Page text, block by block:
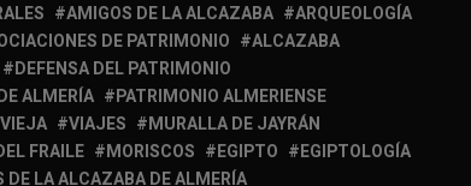
AMIGOS DE LA ALCAZABA
ARQUEOLOGÍA
DE PATRIMONIO
ALCAZABA
DEFENSA DEL PATRIMONIO
ALMERÍA
PATRIMONIO ALMERIENSE
VIAJES
MURALLA DE JAYRÁN
FRAILE MORISCOS EGIPTO
EGIPTOLOGÍA
DE LA ALCAZABA DE ALMERÍA